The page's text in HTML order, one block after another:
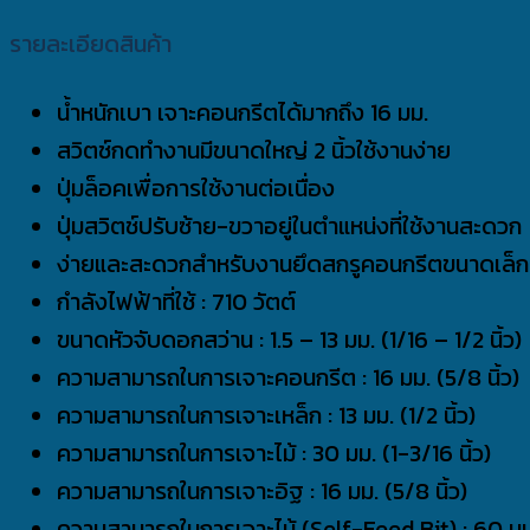
รายละเอียดสินค้า
น้ำหนักเบา เจาะคอนกรีตได้มากถึง 16 มม.
สวิตช์กดทำงานมีขนาดใหญ่ 2 นิ้วใช้งานง่าย
ปุ่มล็อคเพื่อการใช้งานต่อเนื่อง
ปุ่มสวิตช์ปรับซ้าย-ขวาอยู่ในตำแหน่งที่ใช้งานสะดวก
ง่ายและสะดวกสำหรับงานยึดสกรูคอนกรีตขนาดเล็ก
กำลังไฟฟ้าที่ใช้ : 710 วัตต์
ขนาดหัวจับดอกสว่าน : 1.5 – 13 มม. (1/16 – 1/2 นิ้ว)
ความสามารถในการเจาะคอนกรีต : 16 มม. (5/8 นิ้ว)
ความสามารถในการเจาะเหล็ก : 13 มม. (1/2 นิ้ว)
ความสามารถในการเจาะไม้ : 30 มม. (1-3/16 นิ้ว)
ความสามารถในการเจาะอิฐ : 16 มม. (5/8 นิ้ว)